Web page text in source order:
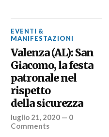
EVENTI &
MANIFESTAZIONI
Valenza (AL): San
Giacomo, la festa
patronale nel
rispetto
della sicurezza
luglio 21, 2020 — 0
Comments